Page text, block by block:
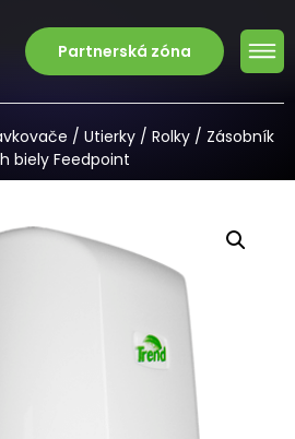
Partnerská zóna
/ Utierky / Rolky / Zásobník
biely Feedpoint